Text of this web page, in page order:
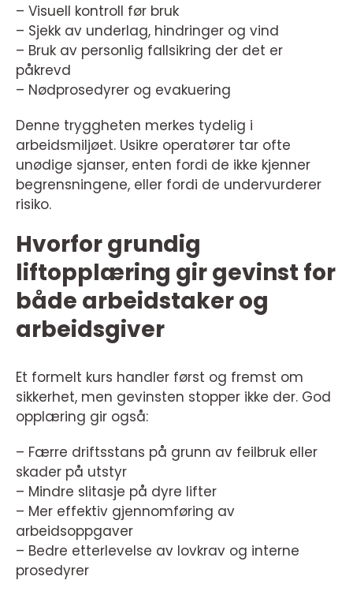
– Visuell kontroll før bruk
– Sjekk av underlag, hindringer og vind
– Bruk av personlig fallsikring der det er
påkrevd
– Nødprosedyrer og evakuering
Denne tryggheten merkes tydelig i
arbeidsmiljøet. Usikre operatører tar ofte
unødige sjanser, enten fordi de ikke kjenner
begrensningene, eller fordi de undervurderer
risiko.
Hvorfor grundig
liftopplæring gir gevinst for
både arbeidstaker og
arbeidsgiver
Et formelt kurs handler først og fremst om
sikkerhet, men gevinsten stopper ikke der. God
opplæring gir også:
– Færre driftsstans på grunn av feilbruk eller
skader på utstyr
– Mindre slitasje på dyre lifter
– Mer effektiv gjennomføring av
arbeidsoppgaver
– Bedre etterlevelse av lovkrav og interne
prosedyrer